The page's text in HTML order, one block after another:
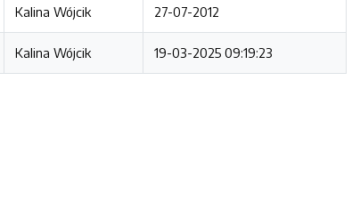
Kalina Wójcik 27-07-2012
Kalina Wójcik 19-03-2025 09:19:23